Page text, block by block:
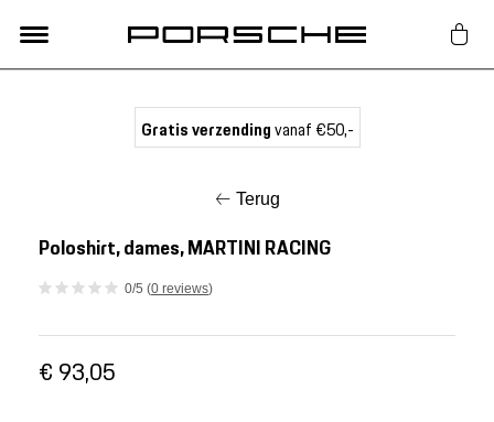
Nieuw
Acties
Gratis verzendingvanaf €50,-
Terug
Poloshirt, dames, MARTINI RACING
0/5 (0 reviews)
€ 93,05